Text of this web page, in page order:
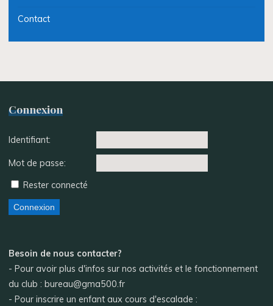
Contact
Connexion
Identifiant:
Mot de passe:
Rester connecté
Connexion
Besoin de nous contacter?
- Pour avoir plus d'infos sur nos activités et le fonctionnement
du club : bureau@gma500.fr
- Pour inscrire un enfant aux cours d'escalade :